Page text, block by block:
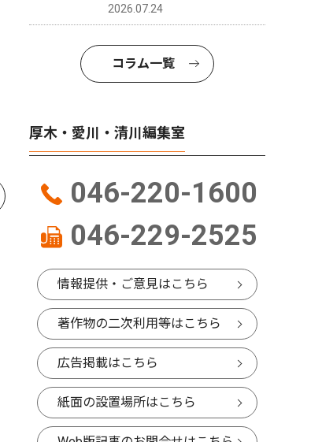
2026.07.24
コラム一覧
厚木・愛川・清川編集室
046-220-1600
046-229-2525
情報提供・ご意見はこちら
著作物の二次利用等はこちら
広告掲載はこちら
紙面の設置場所はこちら